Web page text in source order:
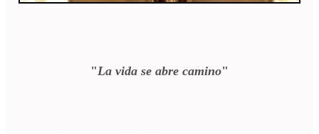
"La vida se abre camino"